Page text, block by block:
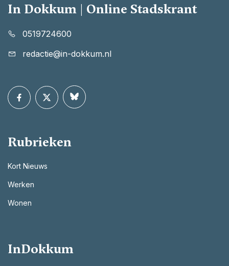
In Dokkum | Online Stadskrant
0519724600
redactie@in-dokkum.nl
Rubrieken
Kort Nieuws
Werken
Wonen
InDokkum